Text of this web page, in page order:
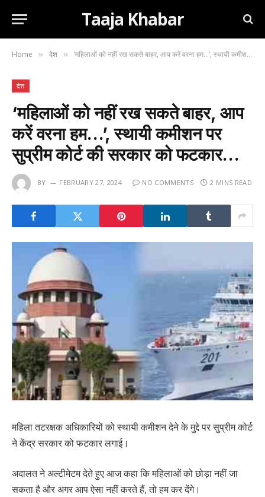
Taaja Khabar
Home » देश » ‘महिलाओं को नहीं रख सकते बाहर, आप करें वरना हम…’, स्थायी कमीशन पर सुप्रीम कोर्ट की सरकार को फटकार…
देश
‘महिलाओं को नहीं रख सकते बाहर, आप
करें वरना हम…’, स्थायी कमीशन पर
सुप्रीम कोर्ट की सरकार को फटकार…
BY FEBRUARY 27, 2024 NO COMMENTS 2 MINS READ
महिला तटरक्षक अधिकारियों को स्थायी कमीशन देने के मुद्दे पर सुप्रीम कोर्ट
ने केंद्र सरकार को फटकार लगाई।
अदालत ने अल्टीमेटम देते हुए आज कहा कि महिलाओं को छोड़ा नहीं जा
सकता है और अगर आप ऐसा नहीं करते हैं, तो हम कर देंगे।